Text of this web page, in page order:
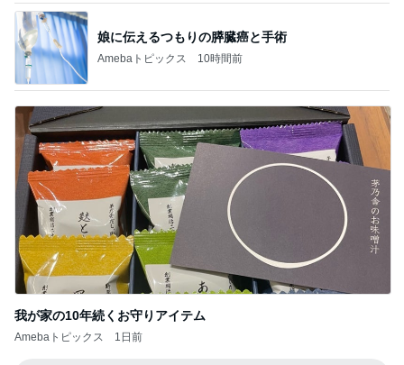
娘に伝えるつもりの膵臓癌と手術
Amebaトピックス 10時間前
我が家の10年続くお守りアイテム
Amebaトピックス 1日前